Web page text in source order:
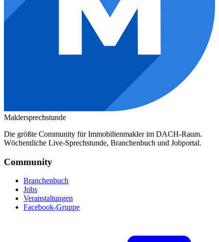
Maklersprechstunde
Die größte Community für Immobilienmakler im DACH-Raum.
Wöchentliche Live-Sprechstunde, Branchenbuch und Jobportal.
Community
Branchenbuch
Jobs
Veranstaltungen
Facebook-Gruppe